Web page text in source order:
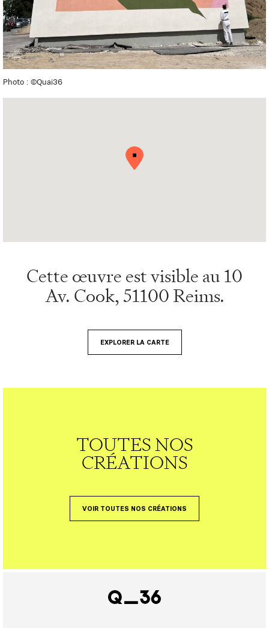
Photo : ©Quai36
Cette œuvre est visible au 10
Av. Cook, 51100 Reims.
EXPLORER LA CARTE
TOUTES NOS
CRÉATIONS
VOIR TOUTES NOS CRÉATIONS